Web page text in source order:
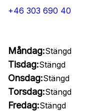
+46 303 690 40
Måndag:Stängd
Tisdag:Stängd
Onsdag:Stängd
Torsdag:Stängd
Fredag:Stängd